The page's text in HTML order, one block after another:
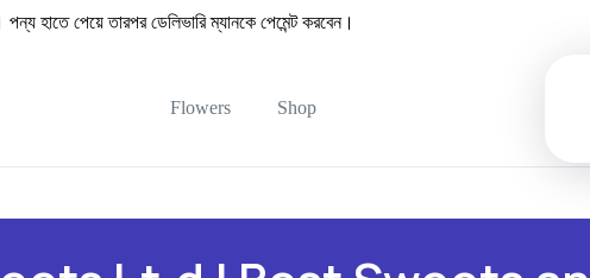
পেয়ে তারপর ডেলিভারি ম্যানকে পেমেন্ট করবেন।
Flowers Shop